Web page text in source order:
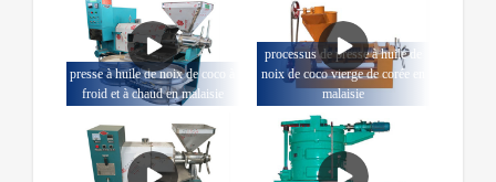
presse à huile de noix de coco à
froid et à chaud en malaisie
processus de presse à huile de
noix de coco vierge de corée en
malaisie